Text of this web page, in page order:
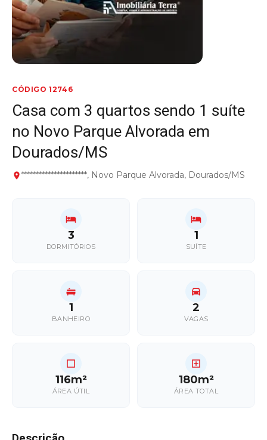
CÓDIGO 12746
Casa com 3 quartos sendo 1 suíte
no Novo Parque Alvorada em
Dourados/MS
**********************, Novo Parque Alvorada, Dourados/MS
3
DORMITÓRIOS
1
SUÍTE
1
BANHEIRO
2
VAGAS
116m²
ÁREA ÚTIL
180m²
ÁREA TOTAL